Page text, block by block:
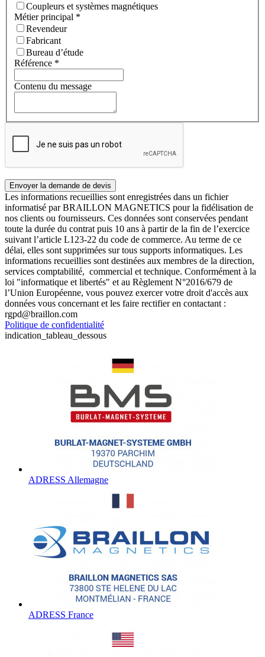
Coupleurs et systèmes magnétiques
Métier principal *
Revendeur
Fabricant
Bureau d’étude
Référence *
Contenu du message
Les informations recueillies sont enregistrées dans un fichier
informatisé par BRAILLON MAGNETICS pour la fidélisation de
nos clients ou fournisseurs. Ces données sont conservées pendant
toute la durée du contrat puis 10 ans à partir de la fin de l’exercice
suivant l’article L123-22 du code de commerce. Au terme de ce
délai, elles sont supprimées sur tous supports informatiques. Les
informations recueillies sont destinées aux membres de la direction,
services comptabilité, commercial et technique. Conformément à la
loi "informatique et libertés" et au Règlement N°2016/679 de
l’Union Européenne, vous pouvez exercer votre droit d'accès aux
données vous concernant et les faire rectifier en contactant :
rgpd@braillon.com
Politique de confidentialité
indication_tableau_dessous
ADRESS Allemagne
ADRESS France